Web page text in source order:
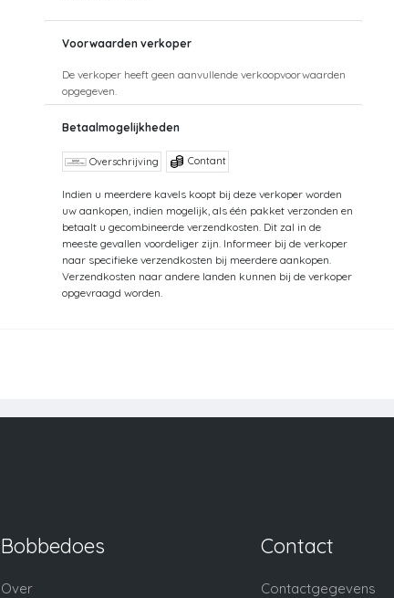
Voorwaarden verkoper
De verkoper heeft geen aanvullende verkoopvoorwaarden
opgegeven.
Betaalmogelijkheden
Overschrijving Contant
Indien u meerdere kavels koopt bij deze verkoper worden
uw aankopen, indien mogelijk, als één pakket verzonden en
betaalt u gecombineerde verzendkosten. Dit zal in de
meeste gevallen voordeliger zijn. Informeer bij de verkoper
naar specifieke verzendkosten bij meerdere aankopen.
Verzendkosten naar andere landen kunnen bij de verkoper
opgevraagd worden.
Bobbedoes
Over
Contact
Contactgegevens